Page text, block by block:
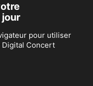
jour
pour utiliser
Concert